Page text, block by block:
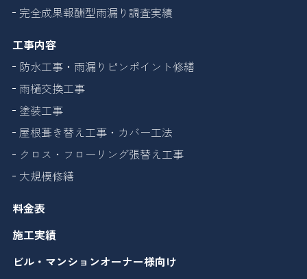
完全成果報酬型雨漏り調査実績
工事内容
防水工事・雨漏りピンポイント修繕
雨樋交換工事
塗装工事
屋根葺き替え工事・カバー工法
クロス・フローリング張替え工事
大規模修繕
料金表
施工実績
ビル・マンションオーナー様向け